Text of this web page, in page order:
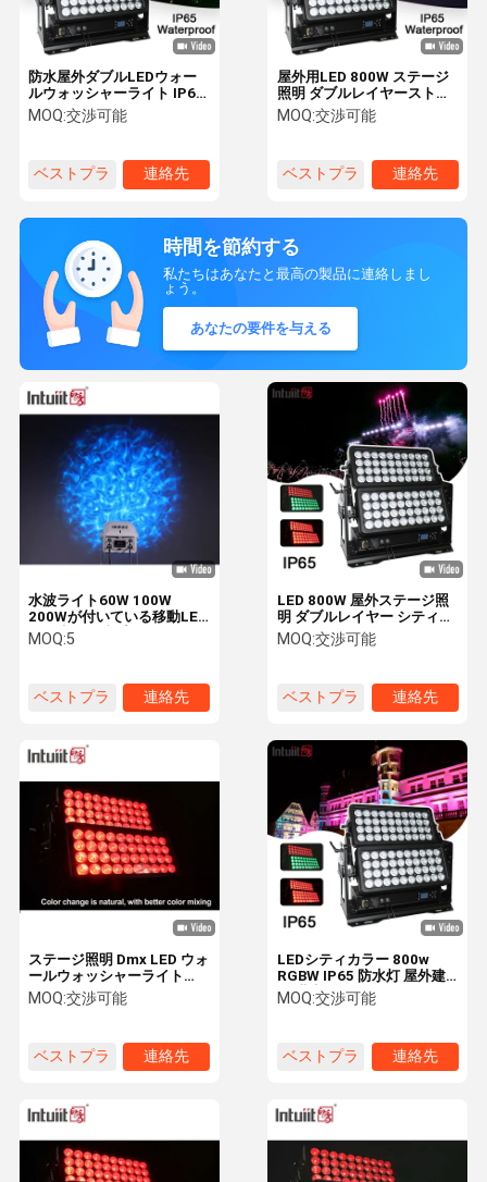
防水屋外ダブルLEDウォー
ルウォッシャーライト IP65
800W RGBW DMX シティホ
テルガーデン
MOQ:交渉可能
ベストプラ
連絡先
屋外用LED 800W ステージ
照明 ダブルレイヤーストロ
ボ シティカラー照明 ウォー
ルウォッシュ LEDフラッド
MOQ:交渉可能
ベストプラ
連絡先
時間を節約する
私たちはあなたと最高の製品に連絡しまし
ょう。
あなたの要件を与える
LED 800W 屋外ステージ照
明 ダブルレイヤー シティカ
ラー照明 ウォールウォッシ
ュ LEDフラッドライト バー
MOQ:交渉可能
ベストプラ
連絡先
水波ライト60W 100W
200Wが付いている移動LED
屋外水さざ波プロジェクタ
ー
MOQ:5
ベストプラ
連絡先
LEDシティカラー 800w
RGBW IP65 防水灯 屋外建
築 洪水 ウォール ウォール
ウォール ウォール ウォール
MOQ:交渉可能
ベストプラ
連絡先
ステージ照明 Dmx LED ウォ
ールウォッシャーライト
400W 800W 1500W IP65
屋外都市色 RGBW ストロー
MOQ:交渉可能
ベストプラ
連絡先